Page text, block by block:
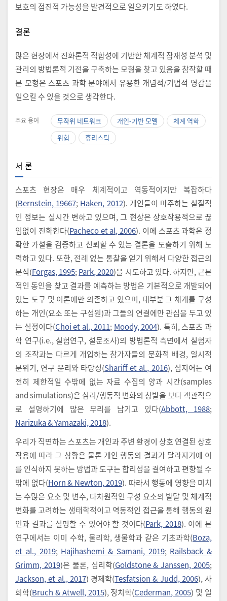
보호의 점진적 가능성을 발견적으로 일으키기도 하였다.
결론
많은 현장에서 진화론적 적합성에 기반한 체계적 잠재성 분석 및
관리의 방법론적 기전을 구축하는 모형을 찾고 있음을 참작할 때
본 모형은 스포츠 과학 분야에서 유용한 개념적/기법적 영감을
일으킬 수 있을 것으로 생각한다.
주요 용어 무작위 네트워크 개인-기반 모델
체계 역학
위험
휴리스틱
서 론
스포츠 현장은 매우 체계적이고 역동적이지만 복잡하다
(Bernstein, 19667; Haken, 2012). 개인들이 마주하는 실질적
인 정보는 실시간 변하고 있으며, 그 현상은 상호작용적으로 끊
임없이 진화한다(Pacheco et al, 2006). 이에 스포츠 과학은 정
확한 가설을 검증하고 신뢰할 수 있는 결론을 도출하기 위해 노
력하고 있다. 또한, 전례 없는 통찰을 얻기 위해서 다양한 접근의
분석(Forgas, 1995; Park, 2020)을 시도하고 있다. 하지만, 근본
적인 동인을 찾고 결과를 예측하는 방법은 기본적으로 개발되어
있는 도구 및 이론에만 의존하고 있으며, 대부분 그 체계를 구성
하는 개인(요소 또는 구성원)과 그들의 연결에만 관심을 두고 있
는 실정이다(Choi et al., 2011; Moody, 2004). 특히, 스포츠 과
학 연구(i.e., 실험연구, 설문조사)의 방법론적 측면에서 실험자
의 조작과는 다르게 개입하는 참가자들의 문화적 배경, 일시적
분위기, 연구 윤리와 타당성(Shariff et al., 2016), 심지어는 여
전히 제한적일 수밖에 없는 자료 수집의 양과 시간(samples
and simulations)은 심리/행동적 변화의 창발을 보다 객관적으
로 설명하기에 많은 무리를 남기고 있다(Abbott, 1988;
Narizuka & Yamazaki, 2018).
우리가 직면하는 스포츠는 개인과 주변 환경이 상호 연결된 상호
작용에 따라 그 상황은 물론 개인 행동의 결과가 달라지기에 이
를 인식하지 못하는 방법과 도구는 합리성을 결여하고 편향될 수
밖에 없다(Horn & Newton, 2019). 따라서 행동에 영향을 미치
는 수많은 요소 및 변수, 다차원적인 구성 요소의 발달 및 체계적
변화를 고려하는 생태학적이고 역동적인 접근을 통해 행동의 원
인과 결과를 설명할 수 있어야 할 것이다(Park, 2018). 이에 본
연구에서는 이미 수학, 물리학, 생물학과 같은 기초과학(Boza,
et al., 2019; Hajihashemi & Samani, 2019; Railsback &
Grimm, 2019)은 물론, 심리학(Goldstone & Janssen, 2005;
Jackson, et al., 2017) 경제학(Tesfatsion & Judd, 2006), 사
회학(Bruch & Atwell, 2015), 정치학(Cederman, 2005) 및 일